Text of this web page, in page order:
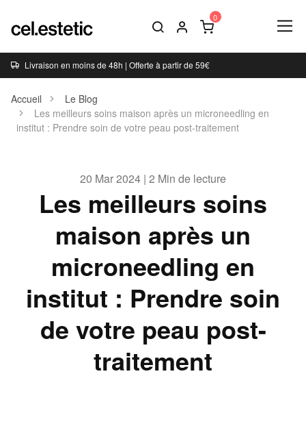
Livraison en moins de 48h | Offerte à partir de 59€
Accueil
Le Blog
Les meilleurs soins maison après un microneedling en
institut : Prendre soin de votre peau post-traitement
20 Mar 2024 | 2 Min de lecture
Les meilleurs soins
maison après un
microneedling en
institut : Prendre soin
de votre peau post-
traitement